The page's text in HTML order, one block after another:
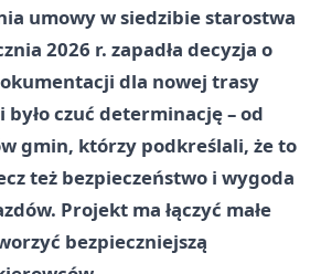
umowy w siedzibie starostwa
2026 r. zapadła decyzja o
dla nowej trasy
czuć determinację – od
gmin, którzy podkreślali, że to
też bezpieczeństwo i wygoda
Projekt ma łączyć małe
bezpieczniejszą